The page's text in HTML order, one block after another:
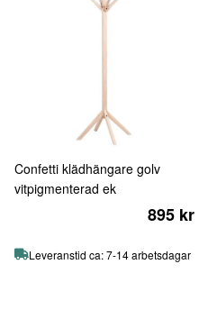
Confetti klädhängare golv
vitpigmenterad ek
895 kr
Leveranstid ca: 7-14 arbetsdagar